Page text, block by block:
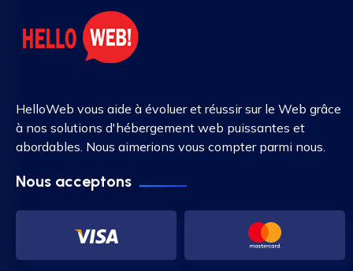
HelloWeb vous aide à évoluer et réussir sur le Web grâce
à nos solutions d'hébergement web puissantes et
abordables. Nous aimerions vous compter parmi nous.
Nous acceptons